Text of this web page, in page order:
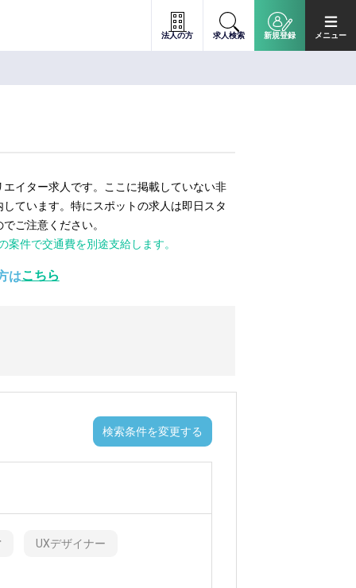
法人の方 求人検索 新規登録 メニュー
イター求人です。ここに掲載していない非
ています。特にスポットの求人は即日スタ
ご注意ください。
件で交通費を別途支給します。
はこちら
検索条件を変更する
UXデザイナー